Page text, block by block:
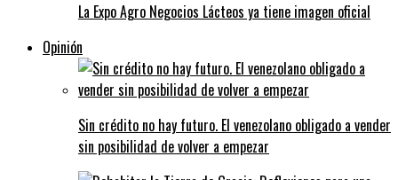
La Expo Agro Negocios Lácteos ya tiene imagen oficial
Opinión
Sin crédito no hay futuro. El venezolano obligado a vender
sin posibilidad de volver a empezar